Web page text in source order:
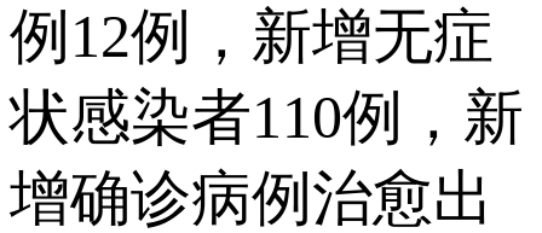
例12例， 新增无症
状感染者110例， 新
增确诊病例治愈出